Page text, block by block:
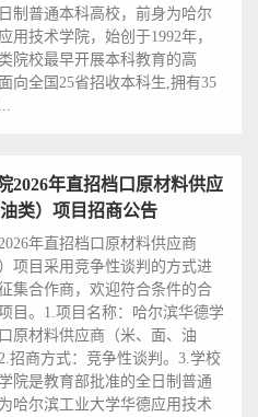
制普通本科高校，前身为哈尔
用技术学院，始创于1992年，
院校最早开展本科教育的高
向全国25省招收本科生,拥有35
2026年直招档口原材料供应
类）项目招商公告
年直招档口原材料供应商
项目采用竞争性谈判的方式进
集合作商，欢迎符合条件的合
目。1.项目名称：哈尔滨华德学
原材料供应商（米、面、油
招商方式：竞争性谈判。3.学校
院是教育部批准的全日制普通
哈尔滨工业大学华德应用技术